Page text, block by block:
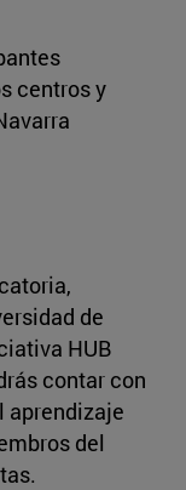
centros y
de
HUB
contar con
aprendizaje
del